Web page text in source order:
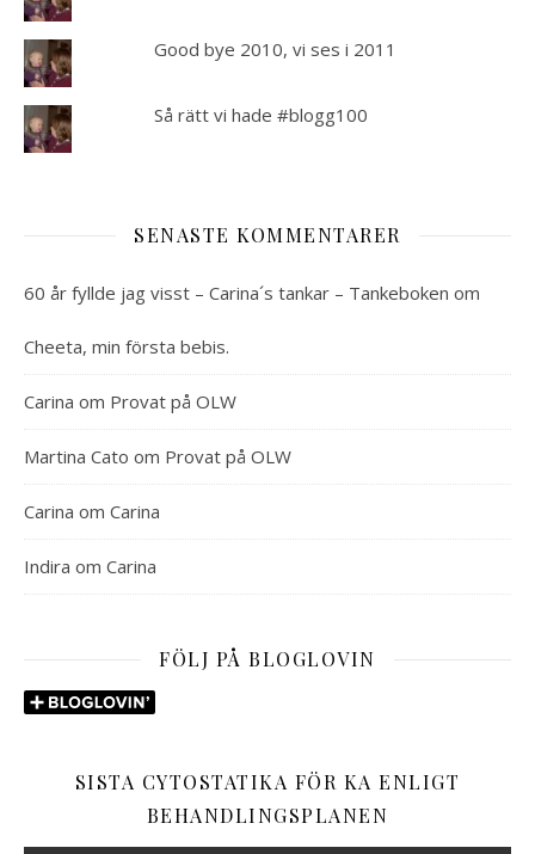
Good bye 2010, vi ses i 2011
Så rätt vi hade #blogg100
SENASTE KOMMENTARER
60 år fyllde jag visst – Carina´s tankar – Tankeboken om
Cheeta, min första bebis.
Carina om Provat på OLW
Martina Cato om Provat på OLW
Carina om Carina
Indira om Carina
FÖLJ PÅ BLOGLOVIN
SISTA CYTOSTATIKA FÖR KA ENLIGT
BEHANDLINGSPLANEN